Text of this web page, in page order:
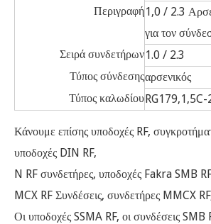
Περιγραφή1,0 / 2.3
για τον
Σειρά συνδετήρων1.0 / 2.3
Τύπος σύνδεσηςαρσενικός
Τύπος καλωδίουRG179,1,5C-
Κάνουμε επίσης υποδοχές RF,
υποδοχές DIN RF,
N RF συνδετήρες, υποδοχές Fakra SMB
MCX RF Συνδέσεις, συνδετήρες MMCX
Οι υποδοχές SSMA RF, οι συνδέσεις SMB